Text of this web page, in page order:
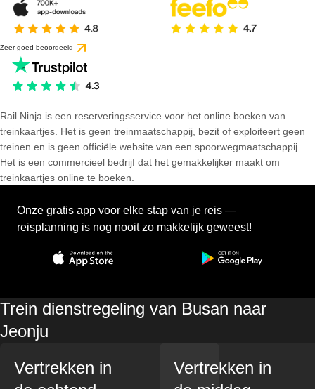
Zeer goed beoordeeld
Rail Ninja is een reserveringsservice voor het online boeken van
treinkaartjes. Het is geen treinmaatschappij, bezit of exploiteert geen
treinen en is geen officiële website van een spoorwegmaatschappij.
Het is een commercieel bedrijf dat het gemakkelijker maakt om
treinkaartjes online te boeken.
Onze gratis app voor elke stap van je reis —
reisplanning is nog nooit zo makkelijk geweest!
Trein dienstregeling van Busan naar
Jeonju
Vertrekken in
Vertrekken in